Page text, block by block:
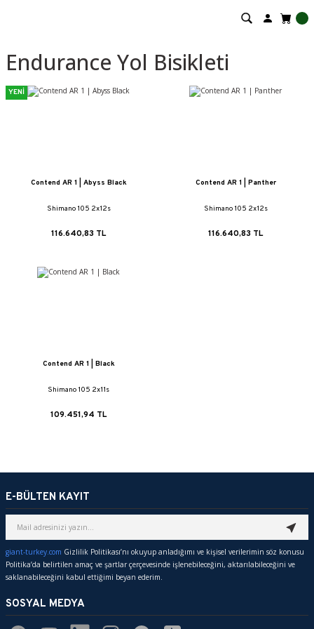
Endurance Yol Bisikleti
YENİ
Contend AR 1 | Abyss Black
Shimano 105 2x12s
116.640,83 TL
Contend AR 1 | Panther
Shimano 105 2x12s
116.640,83 TL
Contend AR 1 | Black
Shimano 105 2x11s
109.451,94 TL
E-BÜLTEN KAYIT
giant-turkey.com Gizlilik Politikası’nı okuyup anladığımı ve kişisel verilerimin söz konusu
Politika’da belirtilen amaç ve şartlar çerçevesinde işlenebileceğini, aktarılabileceğini ve
saklanabileceğini kabul ettiğimi beyan ederim.
SOSYAL MEDYA